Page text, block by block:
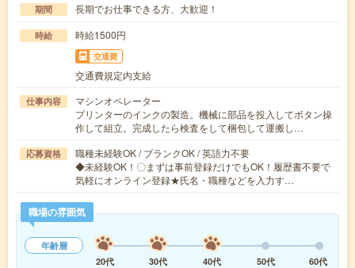
期間 長期でお仕事できる方、大歓迎！
時給 時給1500円
交通費
交通費規定内支給
仕事内容
マシンオペレーター
プリンターのインクの製造。機械に部品を投入してボタン操
作して組立。完成したら検査をして梱包して運搬し…
応募資格
職種未経験OK / ブランクOK / 英語力不要
◆未経験OK！〇まずは事前登録だけでもOK！履歴書不要で
気軽にオンライン登録★氏名・職種などを入力す…
職場の雰囲気
年齢層
20代
30代 40代 50代 60代